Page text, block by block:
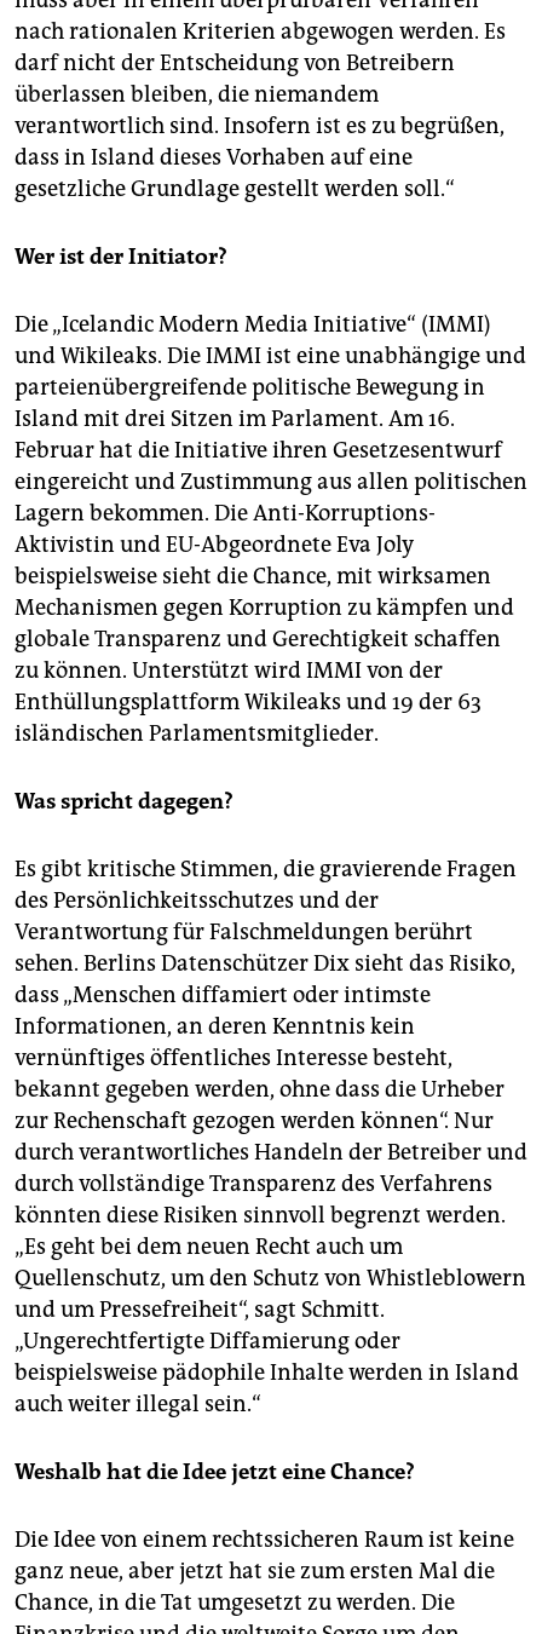
nach rationalen Kriterien abgewogen werden. Es
darf nicht der Entscheidung von Betreibern
überlassen bleiben, die niemandem
verantwortlich sind. Insofern ist es zu begrüßen,
dass in Island dieses Vorhaben auf eine
gesetzliche Grundlage gestellt werden soll.“
Wer ist der Initiator?
Die „Icelandic Modern Media Initiative“ (IMMI)
und Wikileaks. Die IMMI ist eine unabhängige und
parteienübergreifende politische Bewegung in
Island mit drei Sitzen im Parlament. Am 16.
Februar hat die Initiative ihren Gesetzesentwurf
eingereicht und Zustimmung aus allen politischen
Lagern bekommen. Die Anti-Korruptions-
Aktivistin und EU-Abgeordnete Eva Joly
beispielsweise sieht die Chance, mit wirksamen
Mechanismen gegen Korruption zu kämpfen und
globale Transparenz und Gerechtigkeit schaffen
zu können. Unterstützt wird IMMI von der
Enthüllungsplattform Wikileaks und 19 der 63
isländischen Parlamentsmitglieder.
Was spricht dagegen?
Es gibt kritische Stimmen, die gravierende Fragen
des Persönlichkeitsschutzes und der
Verantwortung für Falschmeldungen berührt
sehen. Berlins Datenschützer Dix sieht das Risiko,
dass „Menschen diffamiert oder intimste
Informationen, an deren Kenntnis kein
vernünftiges öffentliches Interesse besteht,
bekannt gegeben werden, ohne dass die Urheber
zur Rechenschaft gezogen werden können“. Nur
durch verantwortliches Handeln der Betreiber und
durch vollständige Transparenz des Verfahrens
könnten diese Risiken sinnvoll begrenzt werden.
„Es geht bei dem neuen Recht auch um
Quellenschutz, um den Schutz von Whistleblowern
und um Pressefreiheit“, sagt Schmitt.
„Ungerechtfertigte Diffamierung oder
beispielsweise pädophile Inhalte werden in Island
auch weiter illegal sein.“
Weshalb hat die Idee jetzt eine Chance?
Die Idee von einem rechtssicheren Raum ist keine
ganz neue, aber jetzt hat sie zum ersten Mal die
Chance, in die Tat umgesetzt zu werden. Die